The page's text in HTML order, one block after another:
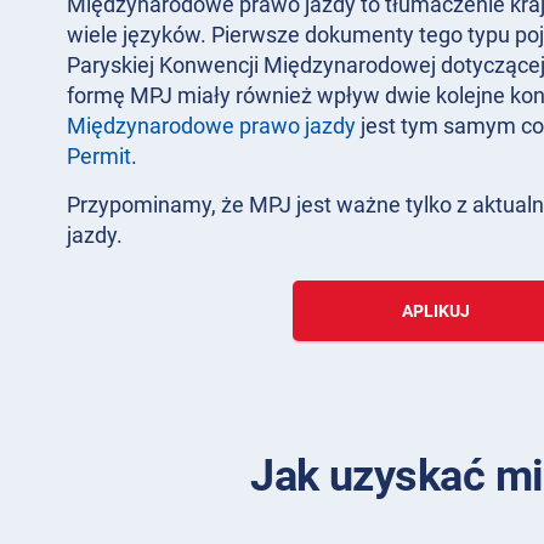
wiele języków. Pierwsze dokumenty tego typu
Paryskiej Konwencji Międzynarodowej
formę MPJ miały również wpływ dwie kolejne
Międzynarodowe prawo jazdy jest tym samym
Permit.
Przypominamy, że MPJ jest ważne tylko z
jazdy.
APLIKUJ
Jak uzyskać